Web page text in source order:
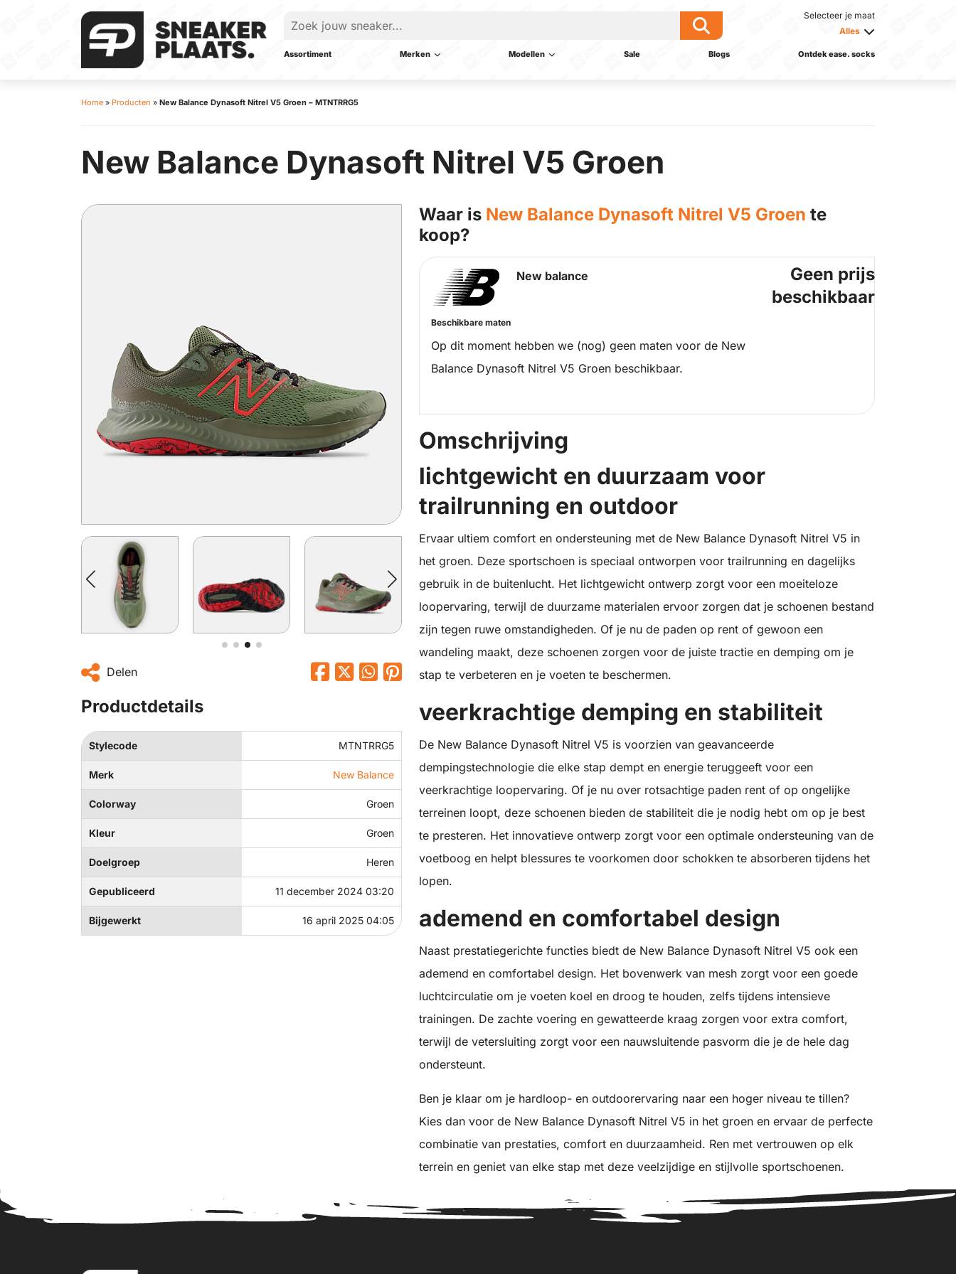
Selecteer je maat
Alles
Assortiment Merken Modellen Sale Blogs Ontdek ease. socks
Home » Producten » New Balance Dynasoft Nitrel V5 Groen – MTNTRRG5
New Balance Dynasoft Nitrel V5 Groen
Delen
Productdetails
Stylecode MTNTRRG5
Merk New Balance
Colorway Groen
Kleur Groen
Doelgroep Heren
Gepubliceerd 11 december 2024 03:20
Bijgewerkt 16 april 2025 04:05
Waar is New Balance Dynasoft Nitrel V5 Groen te
koop?
New balance
Beschikbare maten
Op dit moment hebben we (nog) geen maten voor de New
Balance Dynasoft Nitrel V5 Groen beschikbaar.
Geen prijs
beschikbaar
Omschrijving
lichtgewicht en duurzaam voor
trailrunning en outdoor
Ervaar ultiem comfort en ondersteuning met de New Balance Dynasoft Nitrel V5 in
het groen. Deze sportschoen is speciaal ontworpen voor trailrunning en dagelijks
gebruik in de buitenlucht. Het lichtgewicht ontwerp zorgt voor een moeiteloze
loopervaring, terwijl de duurzame materialen ervoor zorgen dat je schoenen bestand
zijn tegen ruwe omstandigheden. Of je nu de paden op rent of gewoon een
wandeling maakt, deze schoenen zorgen voor de juiste tractie en demping om je
stap te verbeteren en je voeten te beschermen.
veerkrachtige demping en stabiliteit
De New Balance Dynasoft Nitrel V5 is voorzien van geavanceerde
dempingstechnologie die elke stap dempt en energie teruggeeft voor een
veerkrachtige loopervaring. Of je nu over rotsachtige paden rent of op ongelijke
terreinen loopt, deze schoenen bieden de stabiliteit die je nodig hebt om op je best
te presteren. Het innovatieve ontwerp zorgt voor een optimale ondersteuning van de
voetboog en helpt blessures te voorkomen door schokken te absorberen tijdens het
lopen.
ademend en comfortabel design
Naast prestatiegerichte functies biedt de New Balance Dynasoft Nitrel V5 ook een
ademend en comfortabel design. Het bovenwerk van mesh zorgt voor een goede
luchtcirculatie om je voeten koel en droog te houden, zelfs tijdens intensieve
trainingen. De zachte voering en gewatteerde kraag zorgen voor extra comfort,
terwijl de vetersluiting zorgt voor een nauwsluitende pasvorm die je de hele dag
ondersteunt.
Ben je klaar om je hardloop- en outdoorervaring naar een hoger niveau te tillen?
Kies dan voor de New Balance Dynasoft Nitrel V5 in het groen en ervaar de perfecte
combinatie van prestaties, comfort en duurzaamheid. Ren met vertrouwen op elk
terrein en geniet van elke stap met deze veelzijdige en stijlvolle sportschoenen.